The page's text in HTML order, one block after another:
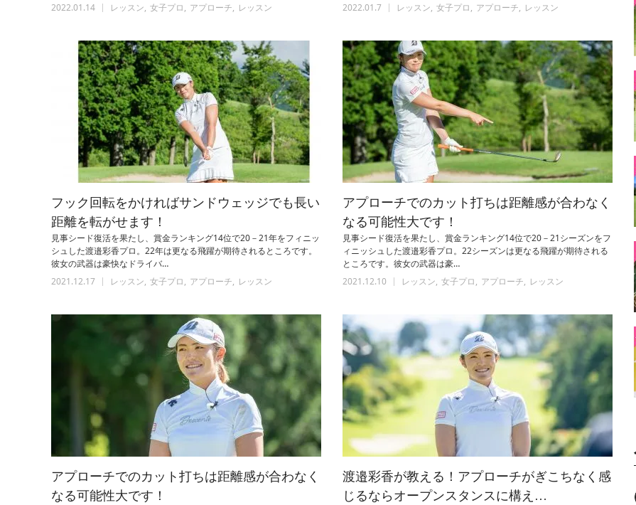
2022.01.14
レッスン 女子プロ アプローチ レッスン
2022.01.7
レッスン 女子プロ アプローチ レッスン
フック回転をかければサンドウェッジでも長い
距離を転がせます！
見事シード復活を果たし、賞金ランキング14位で20－21年をフィニッ
シュした渡邉彩香プロ。22年は更なる飛躍が期待されるところです。
彼女の武器は豪快なドライバ…
2021.12.17
レッスン 女子プロ アプローチ レッスン
アプローチでのカット打ちは距離感が合わなく
なる可能性大です！
見事シード復活を果たし、賞金ランキング14位で20－21シーズンをフ
ィニッシュした渡邉彩香プロ。22シーズンは更なる飛躍が期待される
ところです。彼女の武器は豪…
2021.12.10
レッスン 女子プロ アプローチ レッスン
アプローチでのカット打ちは距離感が合わなく
なる可能性大です！
渡邉彩香が教える！アプローチがぎこちなく感
じるならオープンスタンスに構え…